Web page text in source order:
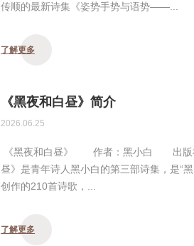
传顺的最新诗集《姿势手势与语势——...
了解更多
《黑夜和白昼》简介
2026.06.25
《黑夜和白昼》 作者：黑小白 出版
昼》是青年诗人黑小白的第三部诗集，是“
创作的210首诗歌，...
了解更多